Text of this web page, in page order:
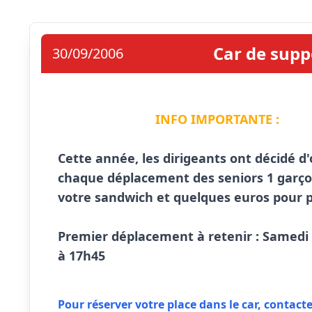
30/09/2006 Car de
INFO IMPORTANTE :
Cette année, les dirigeants ont décidé
chaque déplacement des seniors 1
votre sandwich et quelques euros pour
Premier déplacement à retenir : Samedi
à 17h45
Pour réserver votre place dans le car,